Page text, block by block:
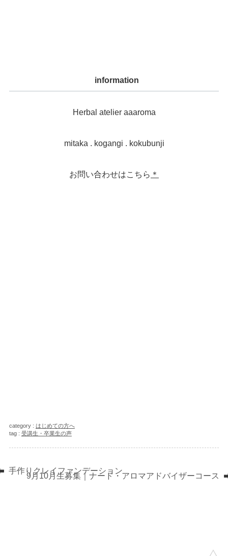
information
Herbal atelier aaaroma
mitaka . kogangi . kokubunji
お問い合わせはこちら ＊
category : はじめての方へ
tag : 受講生・卒業生の声
手作りクレイファンデーション
9月10月生募集｜ナード・アロマアドバイザーコース